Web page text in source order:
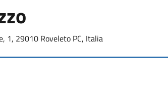
1, 29010 Roveleto PC, Italia